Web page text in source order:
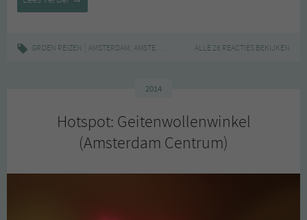
vegan
bij
GROEN REIZEN AMSTERDAM, AMSTERDAM-CENTRUM ,BRUNCH,DE GROENE
ALLE 26 REACTIES BEKIJKEN
2014
Hotspot: Geitenwollenwinkel
(Amsterdam Centrum)